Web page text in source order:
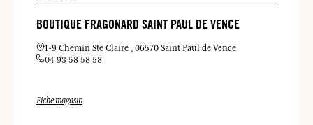
BOUTIQUE FRAGONARD SAINT PAUL DE VENCE
1-9 Chemin Ste Claire
06570 Saint Paul de Vence
04 93 58 58 58
Fiche magasin